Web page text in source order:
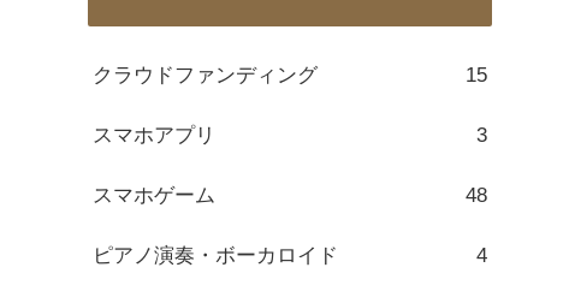
クラウドファンディング 15
スマホアプリ 3
スマホゲーム 48
ピアノ演奏・ボーカロイド 4